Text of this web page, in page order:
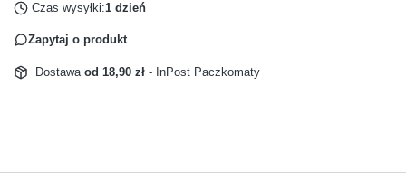
Czas wysyłki:1 dzień
Zapytaj o produkt
Dostawa od 18,90 zł - InPost Paczkomaty